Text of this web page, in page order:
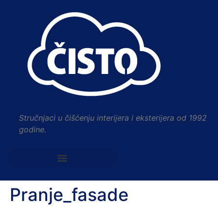
Stručnjaci u čišćenju interijera i eksterijera od 1992
godine.
Pranje_fasade